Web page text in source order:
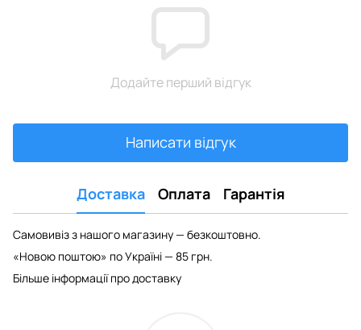
Додайте перший відгук
Написати відгук
Доставка Оплата Гарантія
Самовивіз з нашого магазину — безкоштовно.
«Новою поштою» по Україні — 85 грн.
Більше інформації про доставку